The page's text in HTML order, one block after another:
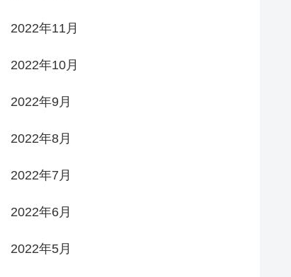
2022年11月
2022年10月
2022年9月
2022年8月
2022年7月
2022年6月
2022年5月